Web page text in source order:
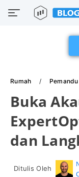
Rumah Pemandu
Buka
dan
Ditulis Oleh